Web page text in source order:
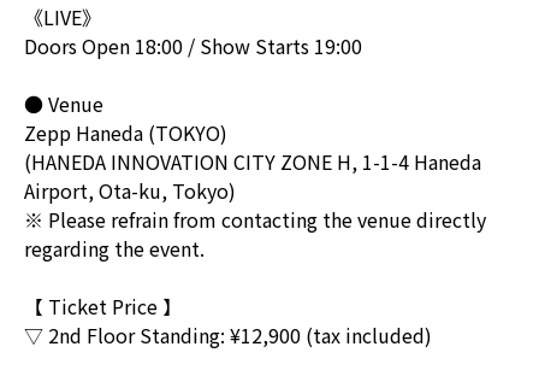
《LIVE》
Doors Open 18:00 / Show Starts 19:00
● Venue
Zepp Haneda (TOKYO)
(HANEDA INNOVATION CITY ZONE H, 1-1-4 Haneda
Airport, Ota-ku, Tokyo)
※ Please refrain from contacting the venue directly
regarding the event.
【 Ticket Price 】
▽ 2nd Floor Standing: ¥12,900 (tax included)